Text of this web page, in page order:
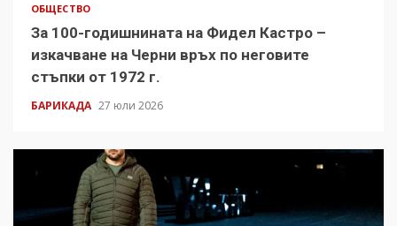
ОБЩЕСТВО
За 100-годишнината на Фидел Кастро –
изкачване на Черни връх по неговите
стъпки от 1972 г.
БАРИКАДА 27 юли 2026